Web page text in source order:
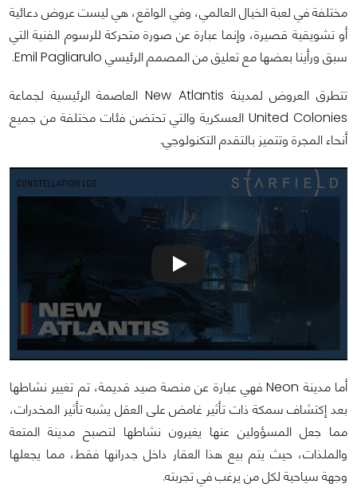
مختلفة في لعبة الخيال العالمي، وفي الواقع، هي ليست عروض دعائية
أو تشويقية قصيرة، وإنما عبارة عن صورة متحركة للرسوم الفنية التي
سبق ورأينا بعضها مع تعليق من المصمم الرئيسي Emil Pagliarulo.
تتطرق العروض لمدينة New Atlantis العاصمة الرئيسية لجماعة
United Colonies العسكرية والتي تحتضن فئات مختلفة من جميع
أنحاء المجرة وتتميز بالتقدم التكنولوجي.
أما مدينة Neon فهي عبارة عن منصة صيد قديمة، تم تغيير نشاطها
بعد إكتشاف سمكة ذات تأثير غامض على العقل يشبه تأثير المخدرات،
مما جعل المسؤولين عنها يغيرون نشاطها لتصبح مدينة المتعة
والملذات، حيث يتم بيع هذا العقار داخل جدرانها فقط، مما يجعلها
وجهة سياحية لكل من يرغب في تجربته.